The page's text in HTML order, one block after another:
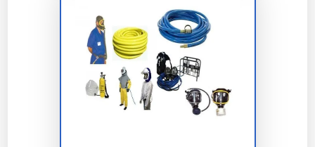
propostas personalizadas para garantir o melhor
custo-benefício em cada projeto.
Onde Comprar Preço Lavanderia
De Epi Em Mauá
Para garantir a procedência e qualidade técnica,